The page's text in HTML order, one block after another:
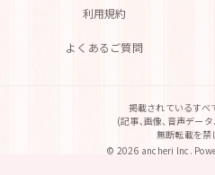
利用規約
よくあるご質問
掲載されているすべ
(記事、画像、音声デー
無断転載を禁
© 2026 ancheri Inc.